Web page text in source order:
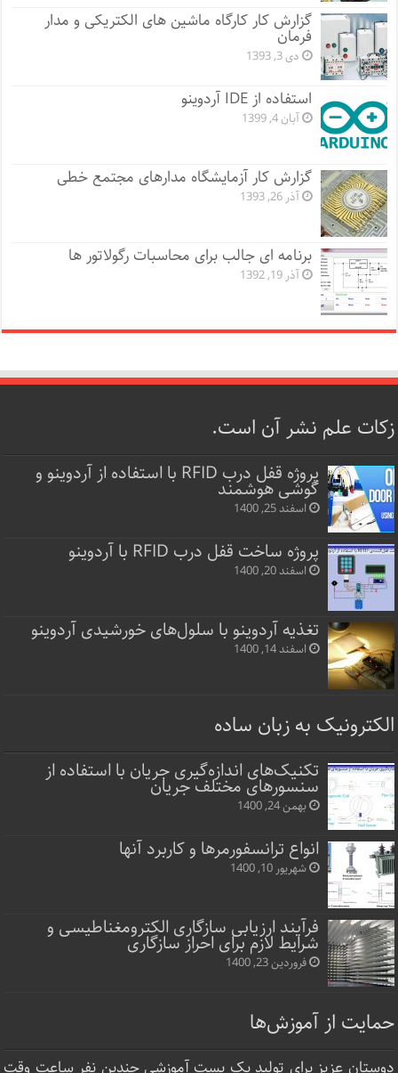
گزارش کار کارگاه ماشین های الکتریکی و مدار
فرمان
دی 3, 1393
استفاده از IDE آردوینو
آبان 4, 1399
گزارش کار آزمایشگاه مدارهای مجتمع خطی
آذر 26, 1393
برنامه ای جالب برای محاسبات رگولاتور ها
آذر 19, 1392
زکات علم نشر آن است.
پروژه قفل‌ درب RFID با استفاده از آردوینو و
گوشی هوشمند
اسفند 25, 1400
پروژه ساخت قفل‌ درب RFID با آردوینو
اسفند 20, 1400
تغذیه آردوینو با سلول‌های خورشیدی آردوینو
اسفند 14, 1400
الکترونیک به زبان ساده
تکنیک‌های اندازه‌گیری جریان با استفاده از
سنسورهای مختلف جریان
بهمن 24, 1400
انواع ترانسفورمرها و کاربرد آنها
شهریور 10, 1400
فرآیند ارزیابی سازگاری الکترومغناطیسی و
شرایط لازم برای احراز سازگاری
فروردین 23, 1400
حمایت از آموزش‌ها